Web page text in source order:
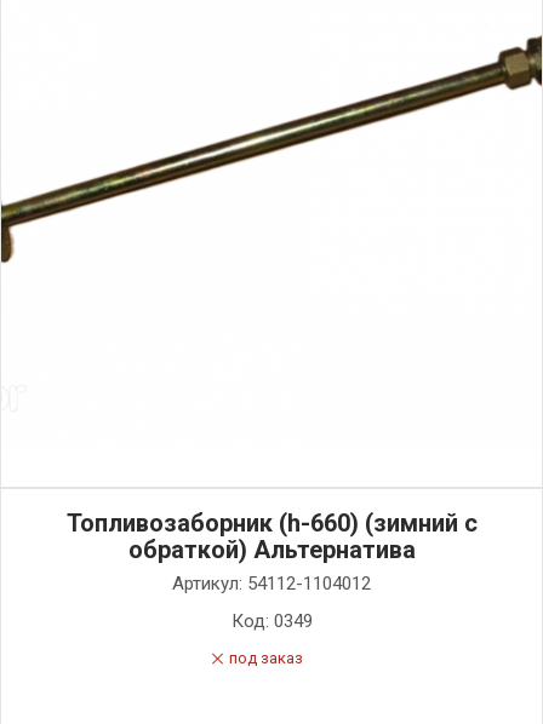
Топливозаборник (h-660) (зимний с
обраткой) Альтернатива
Артикул: 54112-1104012
Код: 0349
под заказ